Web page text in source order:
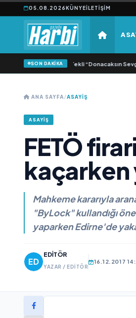
05.08.2026KÜNYEİLETIŞIM
SON DAKİKA
Samlı ‘dan İkinci Tekli “Donacaksın
ANA SAYFA/ASAYİŞ
ASAYİŞ
FETÖ
kaçarken
Mahkeme kararıyla
"ByLock" kullandığı öne
yaparken Edirne'de
EDITÖR
YAZAR / EDITÖR
16.12.2017